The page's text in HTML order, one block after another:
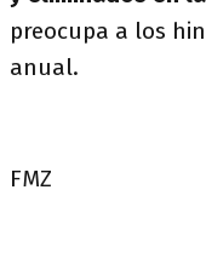
preocupa a los
anual.
FMZ